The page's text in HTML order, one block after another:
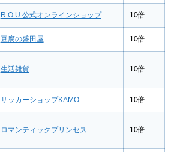
R.O.U 公式オンラインショップ 10倍
豆腐の盛田屋 10倍
生活雑貨 10倍
サッカーショップKAMO 10倍
ロマンティックプリンセス 10倍